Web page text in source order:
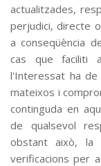
actualitzades,
perjudici, directe
a conseqüència
cas que faciliti
l'Interessat ha
mateixos i
continguda en
de qualsevol
obstant això, la
verificacions per